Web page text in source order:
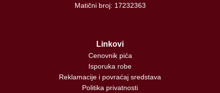
Matični broj: 17232363
Linkovi
Cenovnik pića
Isporuka robe
Reklamacije i povraćaj sredstava
Politika privatnosti